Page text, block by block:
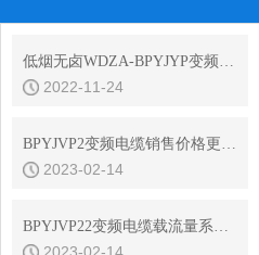
低烟无卤WDZA-BPYJYP变频电缆价格更新2022年11月24日
2022-11-24
BPYJVP2变频电缆销售价格更新2022年11月14日
2023-02-14
BPYJVP22变频电缆载流量系数值